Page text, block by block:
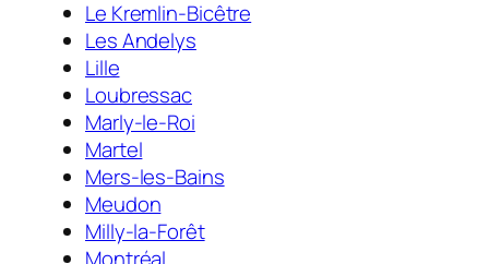
Le Kremlin-Bicêtre
Les Andelys
Lille
Loubressac
Marly-le-Roi
Martel
Mers-les-Bains
Meudon
Milly-la-Forêt